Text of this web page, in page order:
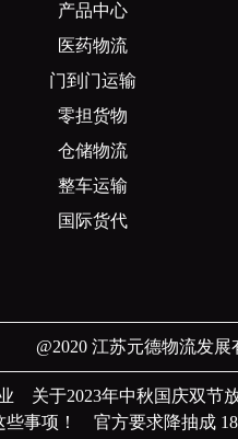
产品中心
医药物流
门到门运输
零担货物
仓储物流
整车运输
国际货代
@2020 江苏元德物流发
业 关于2023年中秋国庆双节
些事项！ 官方要求降抽成